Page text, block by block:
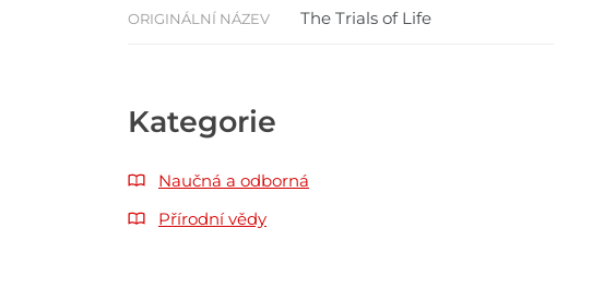
ORIGINÁLNÍ NÁZEV The Trials of Life
Kategorie
Naučná a odborná
Přírodní vědy